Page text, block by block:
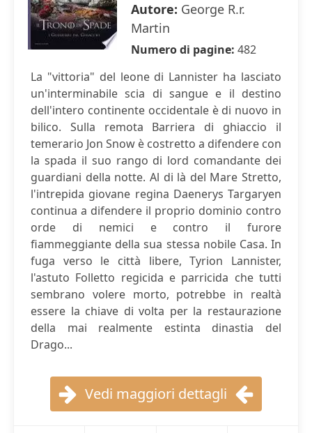
Autore: George R.r.
Martin
Numero di pagine: 482
La "vittoria" del leone di Lannister ha lasciato
un'interminabile scia di sangue e il destino
dell'intero continente occidentale è di nuovo in
bilico. Sulla remota Barriera di ghiaccio il
temerario Jon Snow è costretto a difendere con
la spada il suo rango di lord comandante dei
guardiani della notte. Al di là del Mare Stretto,
l'intrepida giovane regina Daenerys Targaryen
continua a difendere il proprio dominio contro
orde di nemici e contro il furore
fiammeggiante della sua stessa nobile Casa. In
fuga verso le città libere, Tyrion Lannister,
l'astuto Folletto regicida e parricida che tutti
sembrano volere morto, potrebbe in realtà
essere la chiave di volta per la restaurazione
della mai realmente estinta dinastia del
Drago...
Vedi maggiori dettagli